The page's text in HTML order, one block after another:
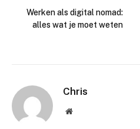
Werken als digital nomad:
alles wat je moet weten
Chris
Website